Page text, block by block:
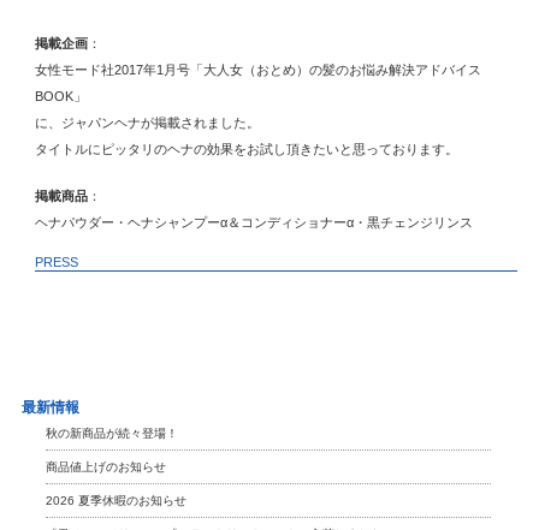
掲載企画 ：
女性モード社2017年1月号「大人女（おとめ）の髪のお悩み解決アドバイス
BOOK」
に、ジャパンヘナが掲載されました。
タイトルにピッタリのヘナの効果をお試し頂きたいと思っております。
掲載商品 ：
ヘナパウダー・ヘナシャンプーα＆コンディショナーα・黒チェンジリンス
PRESS
最新情報
秋の新商品が続々登場！
商品値上げのお知らせ
2026 夏季休暇のお知らせ